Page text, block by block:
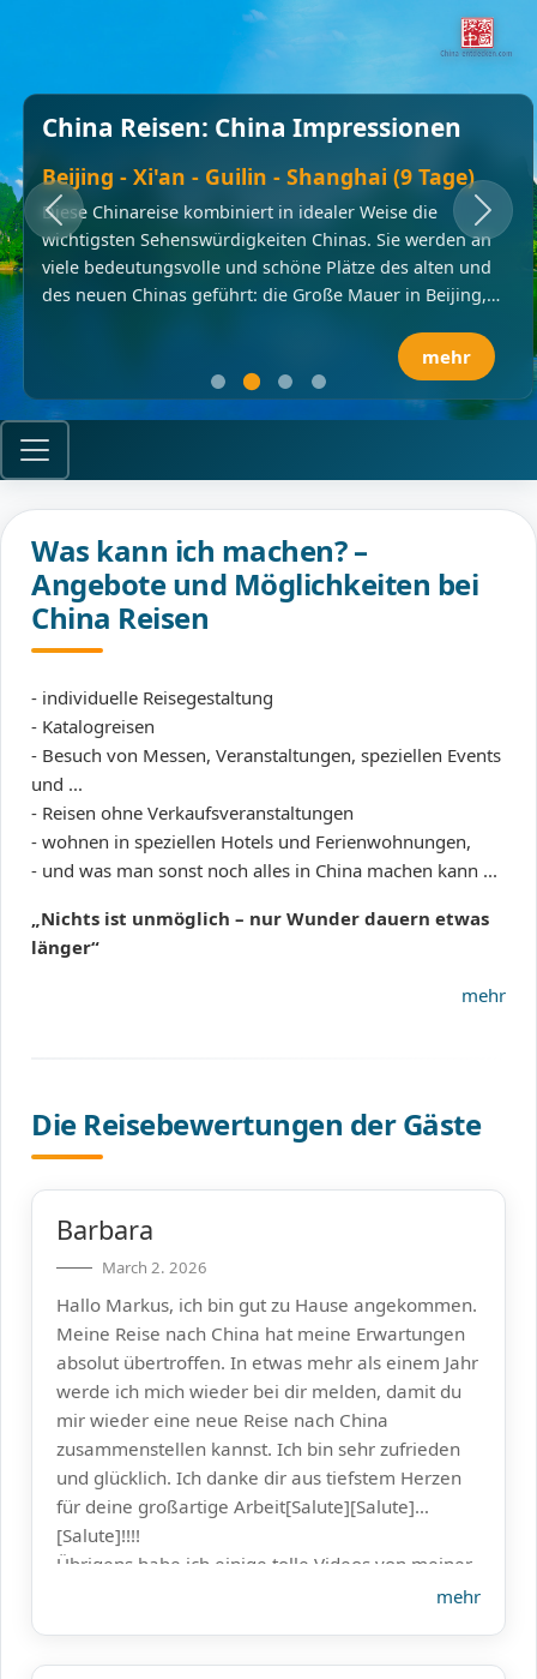
China Reisen: China Impressionen
Beijing - Xi'an - Guilin - Shanghai (9 Tage)
Diese Chinareise kombiniert in idealer Weise die
wichtigsten Sehenswürdigkeiten Chinas. Sie werden an
viele bedeutungsvolle und schöne Plätze des alten und
des neuen Chinas geführt: die Große Mauer in Beijing,
Karstlandschaft um Guilin sowie die Weltmetropole
Shanghai. Sie werden das Reich der Mitte in all seinen
Gegensätzen erkunden und die Menschen hautnah
kennenlernen.
mehr
Was kann ich machen? –
Angebote und Möglichkeiten bei
China Reisen
- individuelle Reisegestaltung
- Katalogreisen
- Besuch von Messen, Veranstaltungen, speziellen Events
und ...
- Reisen ohne Verkaufsveranstaltungen
- wohnen in speziellen Hotels und Ferienwohnungen,
- und was man sonst noch alles in China machen kann ...
„Nichts ist unmöglich – nur Wunder dauern etwas
länger“
mehr
Die Reisebewertungen der Gäste
Barbara
March 2. 2026
Hallo Markus, ich bin gut zu Hause angekommen.
Meine Reise nach China hat meine Erwartungen
absolut übertroffen. In etwas mehr als einem Jahr
werde ich mich wieder bei dir melden, damit du
mir wieder eine neue Reise nach China
zusammenstellen kannst. Ich bin sehr zufrieden
und glücklich. Ich danke dir aus tiefstem Herzen
für deine großartige Arbeit[Salute][Salute]
[Salute]!!!!
Übrigens habe ich einige tolle Videos von meiner
Reise gemacht. Falls du Zeit hast, kannst du dirmehr